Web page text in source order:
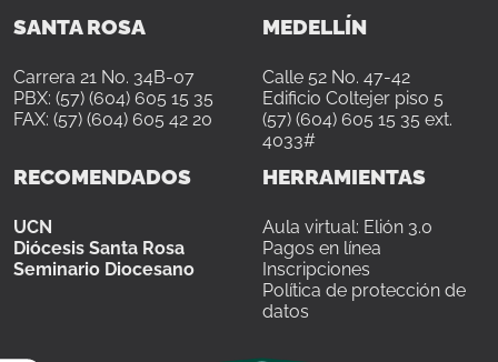
SANTA ROSA
Carrera 21 No. 34B-07
PBX: (57) (604) 605 15 35
FAX: (57) (604) 605 42 20
MEDELLÍN
Calle 52 No. 47-42
Edificio Coltejer piso 5
(57) (604) 605 15 35 ext.
4033#
RECOMENDADOS
UCN
Diócesis Santa Rosa
Seminario Diocesano
HERRAMIENTAS
Aula virtual: Elión 3.0
Pagos en línea
Inscripciones
Política de protección de
datos